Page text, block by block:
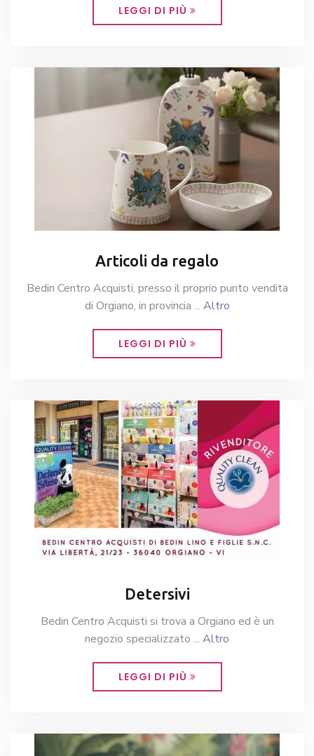
LEGGI DI PIÙ
Articoli da regalo
Bedin Centro Acquisti, presso il proprio punto vendita
di Orgiano, in provincia ... Altro
LEGGI DI PIÙ
Detersivi
Bedin Centro Acquisti si trova a Orgiano ed è un
negozio specializzato ... Altro
LEGGI DI PIÙ